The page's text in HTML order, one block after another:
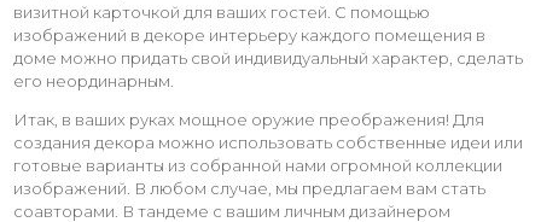
визитной карточкой для ваших гостей. С помощью
изображений в декоре интерьеру каждого помещения в
доме можно придать свой индивидуальный характер, сделать
его неординарным.
Итак, в ваших руках мощное оружие преображения! Для
создания декора можно использовать собственные идеи или
готовые варианты из собранной нами огромной коллекции
изображений. В любом случае, мы предлагаем вам стать
соавторами. В тандеме с вашим личным дизайнером